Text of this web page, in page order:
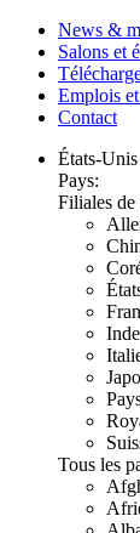
News &
Salons et
Emplois
Contact
États-
Pays:
Filiales de
Inde
Tous les